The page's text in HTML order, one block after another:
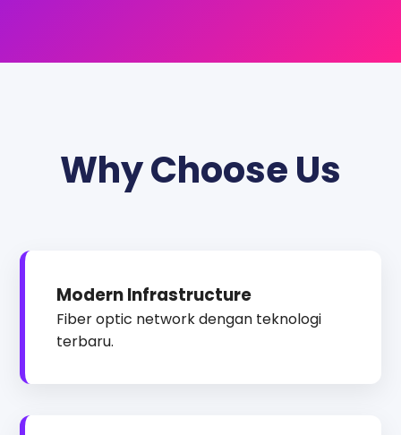
Why Choose Us
Modern Infrastructure
Fiber optic network dengan teknologi
terbaru.